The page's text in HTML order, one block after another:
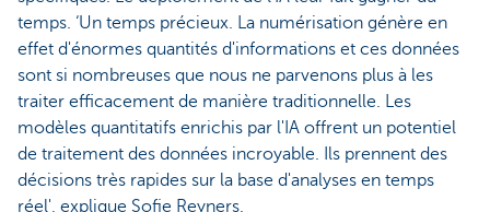
temps. ‘Un temps précieux. La numérisation génère en
effet d'énormes quantités d'informations et ces données
sont si nombreuses que nous ne parvenons plus à les
traiter efficacement de manière traditionnelle. Les
modèles quantitatifs enrichis par l'IA offrent un potentiel
de traitement des données incroyable. Ils prennent des
décisions très rapides sur la base d'analyses en temps
réel', explique Sofie Reyners.